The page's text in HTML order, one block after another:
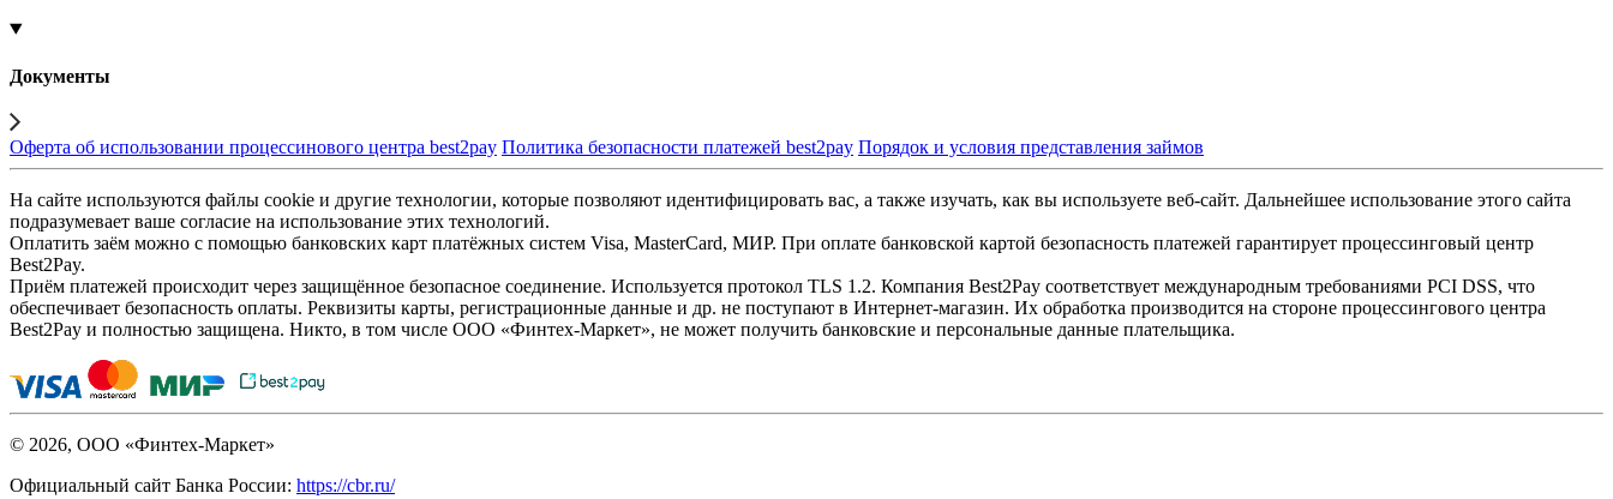
Документы
Оферта об использовании процессинового центра best2pay Политика безопасности платежей best2pay Порядок и условия представления займов
На сайте используются файлы cookie и другие технологии, которые позволяют идентифицировать вас, а также изучать, как вы используете веб-сайт. Дальнейшее использование этого сайта
подразумевает ваше согласие на использование этих технологий.
Оплатить заём можно с помощью банковских карт платёжных систем Visa, MasterCard, МИР. При оплате банковской картой безопасность платежей гарантирует процессинговый центр
Best2Pay.
Приём платежей происходит через защищённое безопасное соединение. Используется протокол TLS 1.2. Компания Best2Pay соответствует международным требованиями PCI DSS, что
обеспечивает безопасность оплаты. Реквизиты карты, регистрационные данные и др. не поступают в Интернет-магазин. Их обработка производится на стороне процессингового центра
Best2Pay и полностью защищена. Никто, в том числе ООО «Финтех-Маркет», не может получить банковские и персональные данные плательщика.
© 2026, ООО «Финтех-Маркет»
Официальный сайт Банка России: https://cbr.ru/